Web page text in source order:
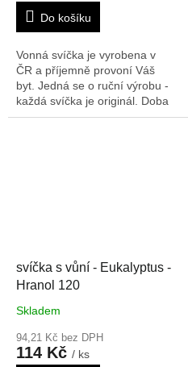
Do košíku
Vonná svíčka je vyrobena v
ČR a příjemně provoní Váš
byt. Jedná se o ruční výrobu -
každá svíčka je originál. Doba
hoření: 84 hRozměry V/Š/H:
svíčka s vůní - Eukalyptus -
Hranol 120
Skladem
94,21 Kč bez DPH
114 Kč / ks